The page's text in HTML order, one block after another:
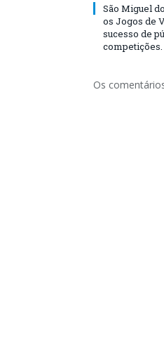
São Miguel
os Jogos de
sucesso de
competições.
Os